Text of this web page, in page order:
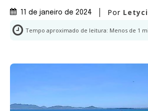
11 de janeiro de 2024 Por
Tempo aproximado de leitura: Menos de 1